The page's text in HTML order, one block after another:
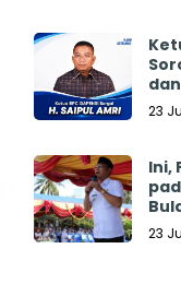
23
Ini,
23